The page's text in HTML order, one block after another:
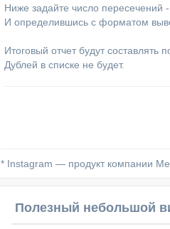
Ниже задайте число пересечений
И определившись с форматом
Итоговый отчет будут
Дублей в списке не будет.
* Instagram — продукт компании
Полезный небольшой